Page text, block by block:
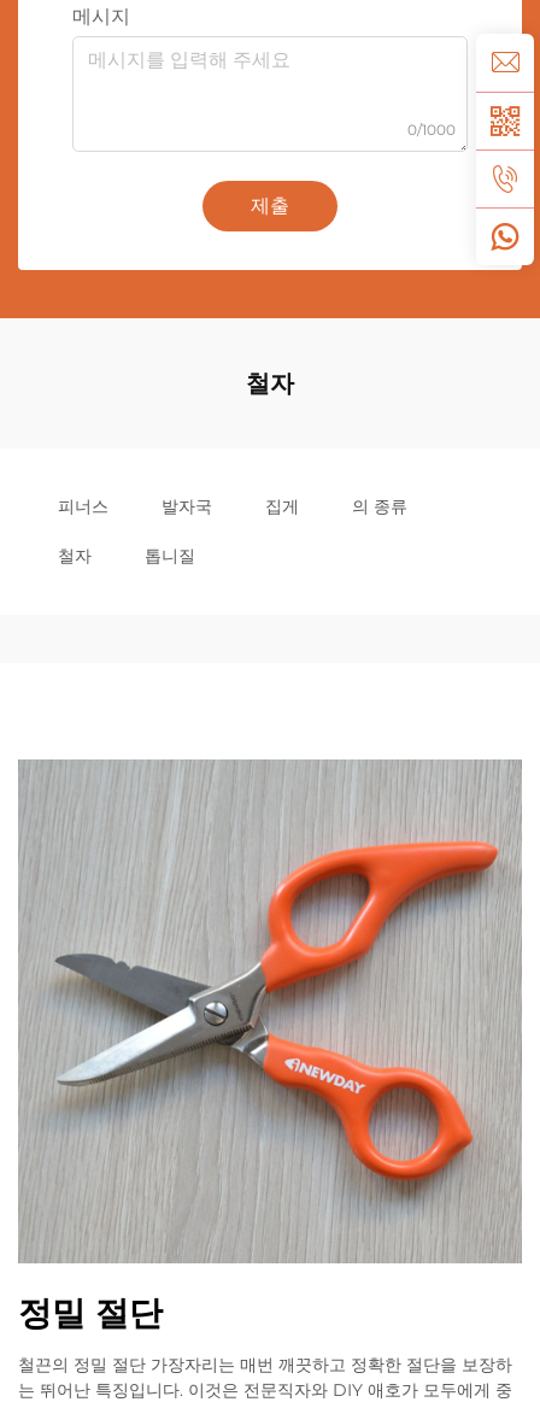
메시지
0/1000
제출
철자
피너스 발자국 집게 의 종류
철자 톱니질
정밀 절단
철끈의 정밀 절단 가장자리는 매번 깨끗하고 정확한 절단을 보장하
는 뛰어난 특징입니다. 이것은 전문직자와 DIY 애호가 모두에게 중